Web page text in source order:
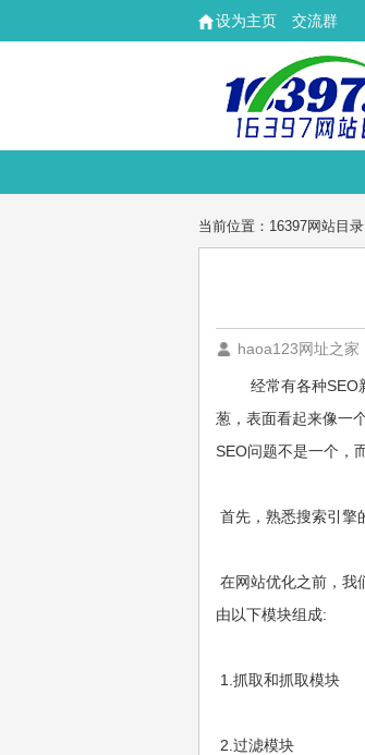
设为主页 交流群
当前位置： 16397网站目录
haoa123网址之家
经常有各种SEO
葱，表面看起来像一
SEO问题不是一个，
首先，熟悉搜索引擎
在网站优化之前，我
由以下模块组成:
1.抓取和抓取模块
2.过滤模块